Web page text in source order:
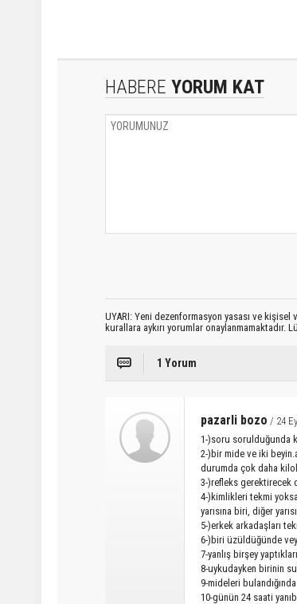
HABERE YORUM KAT
UYARI: Yeni dezenformasyon yasası ve
kurallara aykırı yorumlar onaylanmamaktadır.
1 Yorum
pazarli bozo / 24
1-)soru sorulduğunda
2-)bir mide ve iki
durumda çok daha
3-)refleks gerektirecek
4-)kimlikleri tekmi
yarısına biri, diğer
5-)erkek arkadaşları
6-)biri üzüldüğünde
7-yanlış birşey
8-uykudayken birinin
9-mideleri
10-günün 24 saati